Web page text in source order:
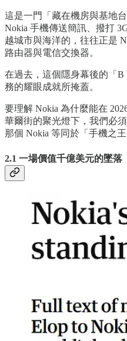
這是一門「藏在機房與基地
Nokia 手機傳送簡訊、撥打
越城市與海洋的，往往正是
路由器與電信交換器。
在過去，這個隱身幕後的「
務的耀眼成就所掩蓋。
要理解 Nokia 為什麼能在
華爾街的聚光燈下，我們必
那個 Nokia 等同於「手機之王
2.1 一場價值千億美元的墜落